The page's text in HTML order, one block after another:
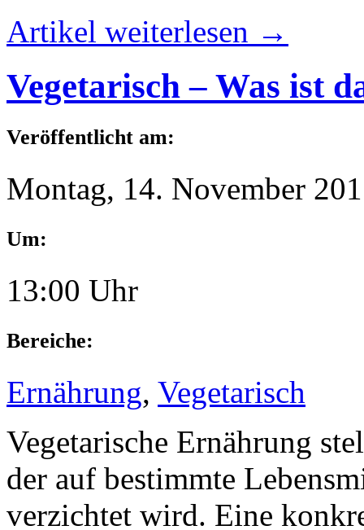
Artikel weiterlesen →
Vegetarisch – Was ist
Veröffentlicht am:
Montag, 14. November
Um:
13:00 Uhr
Bereiche:
Ernährung, Vegetarisch
Vegetarische Ernährung
der auf bestimmte
verzichtet wird. Eine